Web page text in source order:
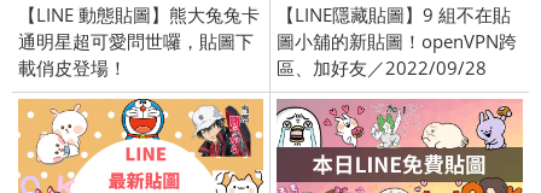
【LINE 動態貼圖】熊大兔兔卡
通明星超可愛問世囉，貼圖下
載俏皮登場！
【LINE隱藏貼圖】9 組不在貼
圖小舖的新貼圖！openVPN跨
區、加好友／2022/09/28